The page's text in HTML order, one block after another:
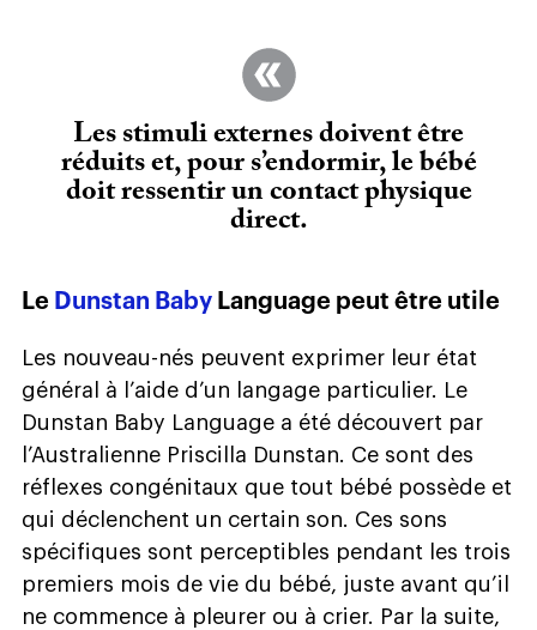
Les stimuli externes doivent être
réduits et, pour s’endormir, le bébé
doit ressentir un contact physique
direct.
Le Dunstan Baby Language peut être utile
Les nouveau-nés peuvent exprimer leur état
général à l’aide d’un langage particulier. Le
Dunstan Baby Language a été découvert par
l’Australienne Priscilla Dunstan. Ce sont des
réflexes congénitaux que tout bébé possède et
qui déclenchent un certain son. Ces sons
spécifiques sont perceptibles pendant les trois
premiers mois de vie du bébé, juste avant qu’il
ne commence à pleurer ou à crier. Par la suite,